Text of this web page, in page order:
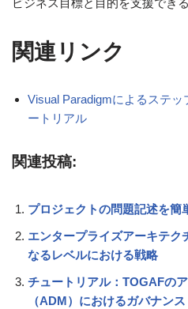
関連リンク
Visual Paradigmによるステ
ートリアル
関連投稿:
プロジェクトの問題記述を簡
エンタープライズアーキテク
なるレベルにおける戦略
チュートリアル：TOGAFの
（ADM）におけるガバナンス